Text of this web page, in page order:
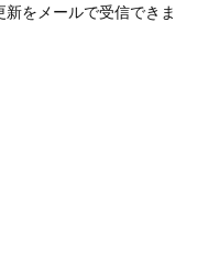
をメールで受信できま